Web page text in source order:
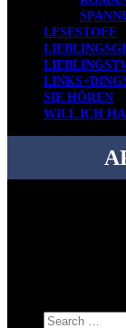
LESESTOFF
SIE HÖREN
WILL ICH